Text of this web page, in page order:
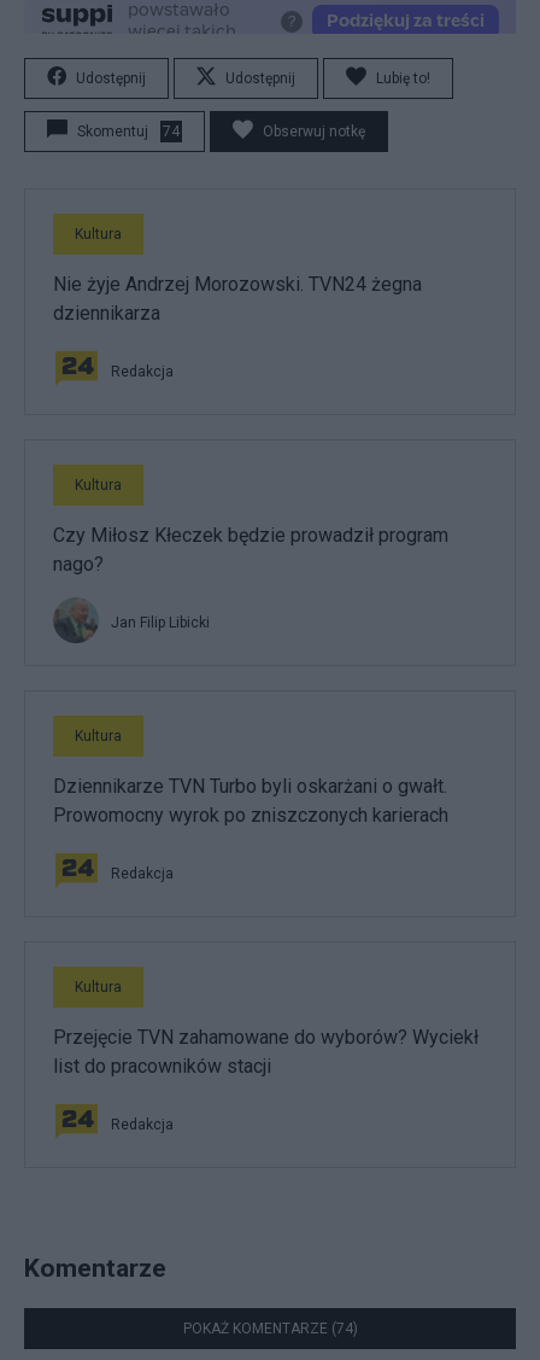
Udostępnij Udostępnij Lubię to!
Skomentuj 74 Obserwuj notkę
Kultura
Nie żyje Andrzej Morozowski. TVN24 żegna
dziennikarza
Redakcja
Kultura
Czy Miłosz Kłeczek będzie prowadził program
nago?
Jan Filip Libicki
Kultura
Dziennikarze TVN Turbo byli oskarżani o gwałt.
Prowomocny wyrok po zniszczonych karierach
Redakcja
Kultura
Przejęcie TVN zahamowane do wyborów? Wyciekł
list do pracowników stacji
Redakcja
Komentarze
POKAŻ KOMENTARZE (74)